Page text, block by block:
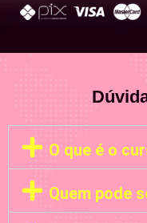
O que é o
Quem pode